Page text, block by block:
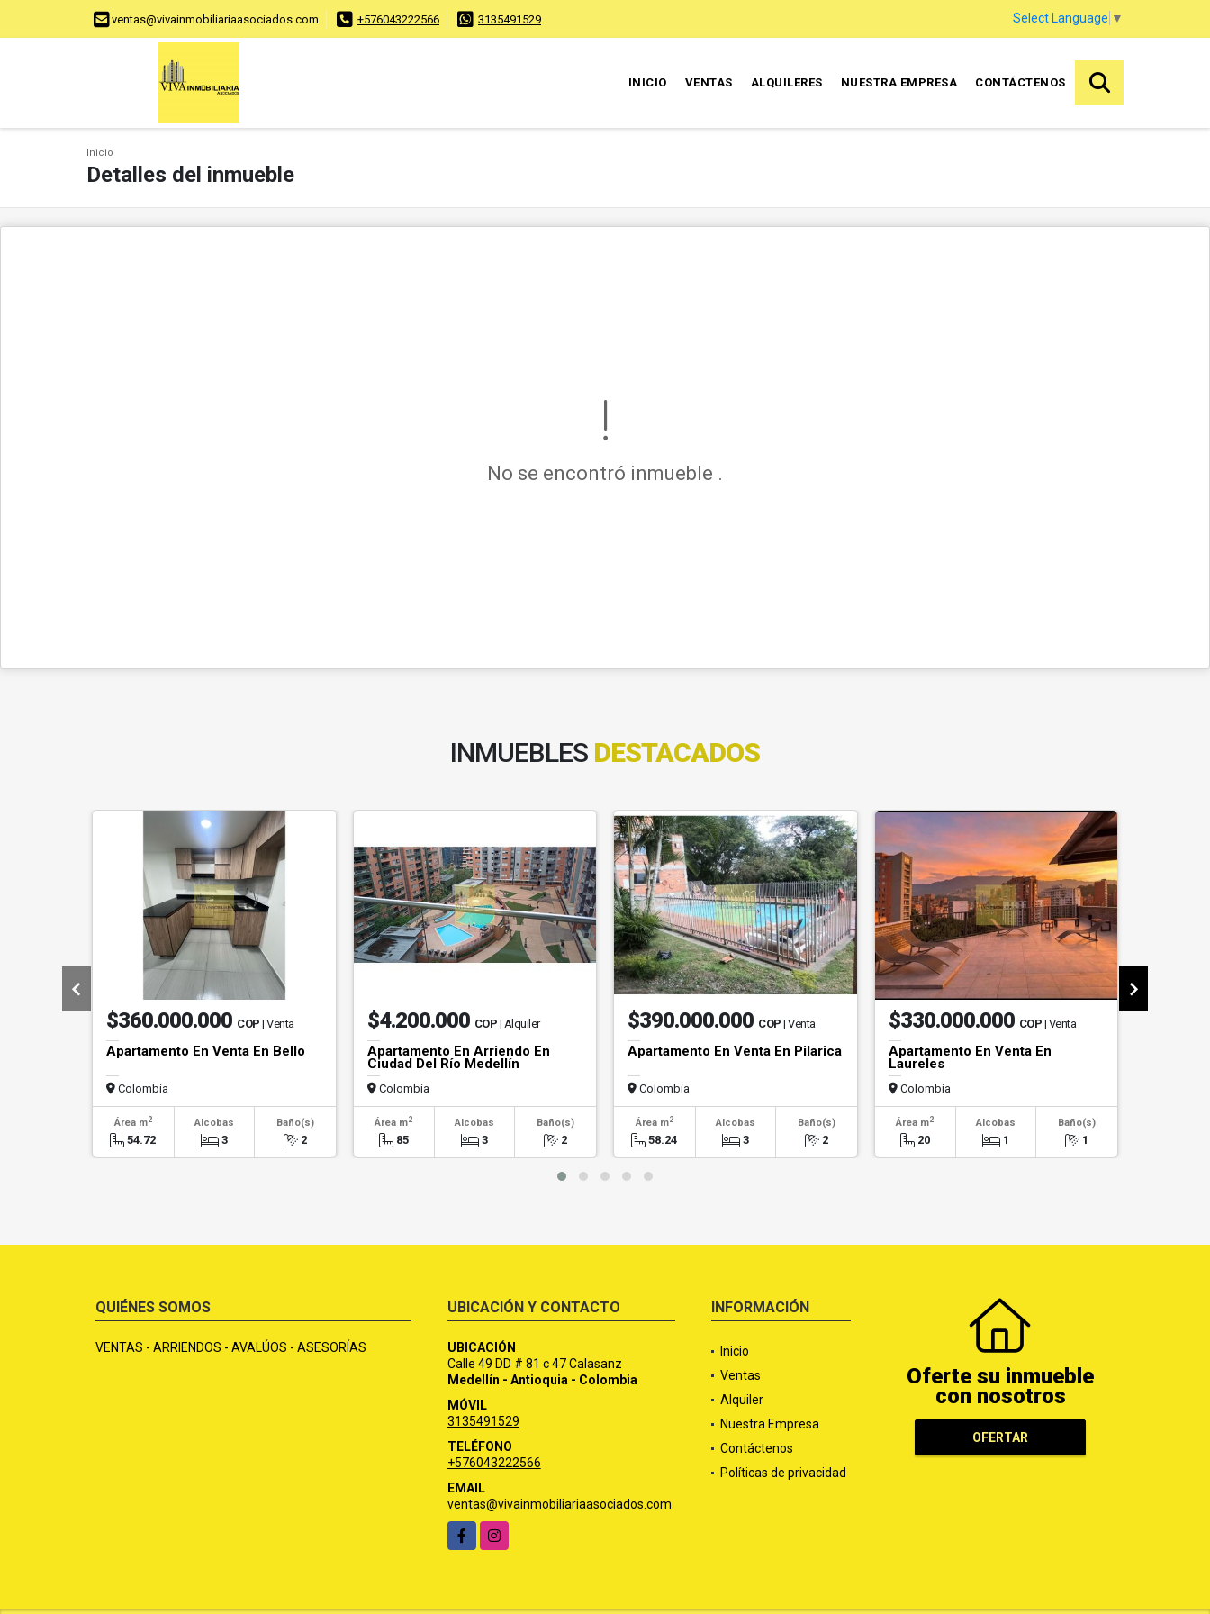
ventas@vivainmobiliariaasociados.com +576043222566 3135491529 Select Language ▼
INICIO VENTAS ALQUILERES NUESTRA EMPRESA CONTÁCTENOS
Inicio
Detalles del inmueble
No se encontró inmueble .
INMUEBLES DESTACADOS
$360.000.000 COP | Venta
Apartamento En Venta En Bello
Colombia
Área m2
54.72
Alcobas
3
Baño(s)
2
$4.200.000 COP | Alquiler
Apartamento En Arriendo En
Ciudad Del Río Medellín
Colombia
Área m2
85
Alcobas
3
Baño(s)
2
$390.000.000 COP | Venta
Apartamento En Venta En Pilarica
Colombia
Área m2
58.24
Alcobas
3
Baño(s)
2
$330.000.000 COP | Venta
Apartamento En Venta En
Laureles
Colombia
Área m2
20
Alcobas
1
Baño(s)
1
QUIÉNES SOMOS
VENTAS - ARRIENDOS - AVALÚOS - ASESORÍAS
UBICACIÓN Y CONTACTO
UBICACIÓN
Calle 49 DD # 81 c 47 Calasanz
Medellín - Antioquia - Colombia
MÓVIL
3135491529
TELÉFONO
+576043222566
EMAIL
ventas@vivainmobiliariaasociados.com
FacebookInstagram
INFORMACIÓN
Inicio
Ventas
Alquiler
Nuestra Empresa
Contáctenos
Políticas de privacidad
Oferte su inmueble
con nosotros
OFERTAR